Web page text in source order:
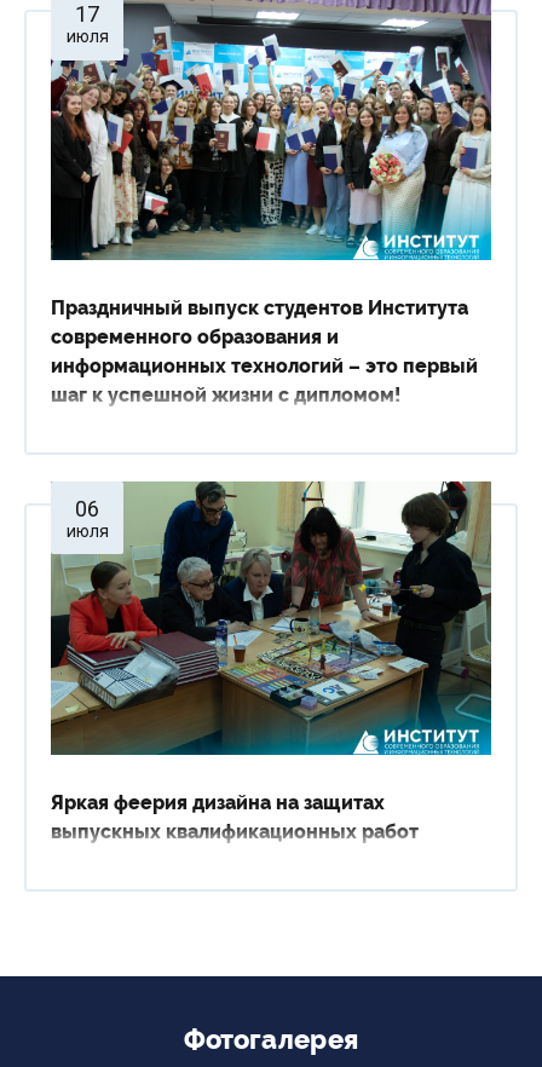
Сведения об образовательной организации
17
июля
Праздничный выпуск студентов Института
современного образования и
информационных технологий – это первый
шаг к успешной жизни с дипломом!
06
июля
Яркая феерия дизайна на защитах
выпускных квалификационных работ
Фотогалерея